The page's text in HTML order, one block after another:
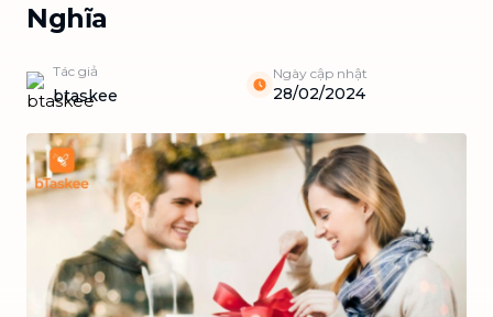
Nghĩa
Tác giả
btaskee
Ngày cập nhật
28/02/2024